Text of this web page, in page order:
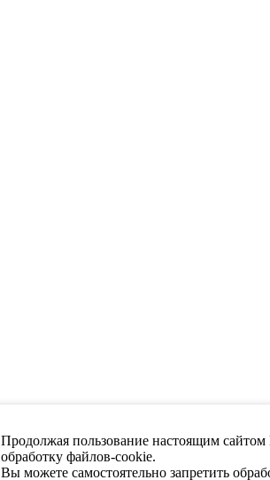
Продолжая пользование настоящим
обработку файлов-cookie.
Вы можете самостоятельно запретить